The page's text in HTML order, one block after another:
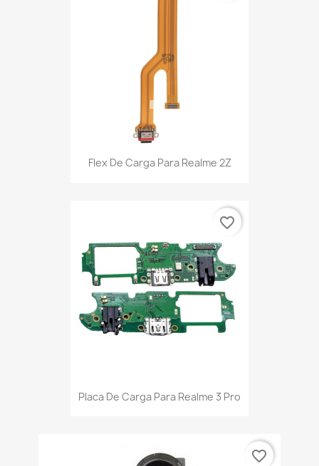
Flex De Carga Para Realme 2Z
Placa De Carga Para Realme 3 Pro
favorite_border
favorite_border